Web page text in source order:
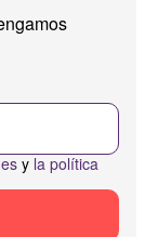
y la política